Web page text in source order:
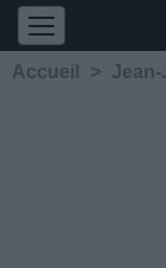
Accueil >